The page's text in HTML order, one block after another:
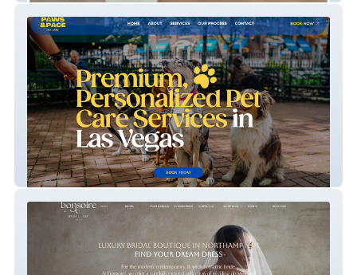
Paws & Pace